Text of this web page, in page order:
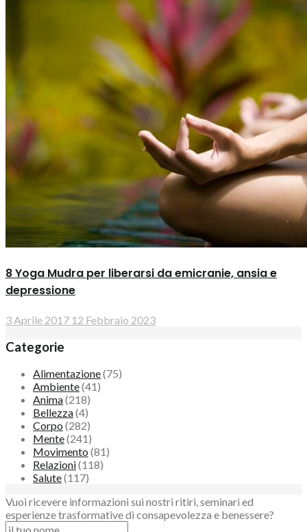
8 Yoga Mudra per liberarsi da emicranie, ansia e
depressione
3 Aprile 2017 12 Febbraio 2023
Categorie
Alimentazione(75)
Ambiente(41)
Anima(218)
Bellezza(4)
Corpo (282)
Mente(241)
Movimento (81)
Relazioni(118)
Salute(117)
Vuoi ricevere informazioni sui nostri ritiri, seminari ed
esperienze trasformative di consapevolezza e benessere?